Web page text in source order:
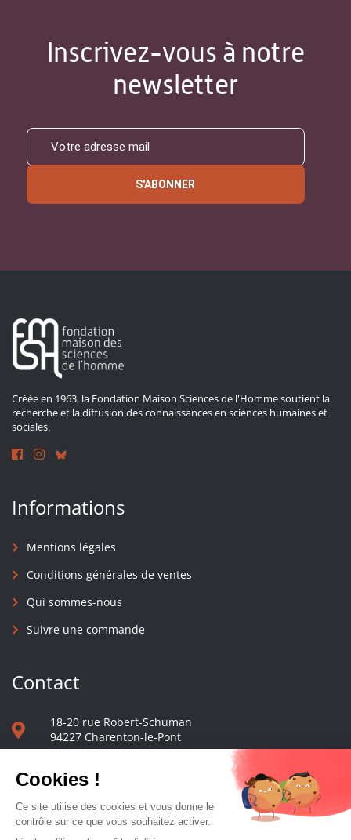
Inscrivez-vous à notre
newsletter
S'ABONNER
Créée en 1963, la Fondation Maison Sciences de l'Homme soutient la
recherche et la diffusion des connaissances en sciences humaines et
sociales.
Informations
Mentions légales
Conditions générales de ventes
Qui sommes-nous
Suivre une commande
Contact
18-20 rue Robert-Schuman
94227 Charenton-le-Pont